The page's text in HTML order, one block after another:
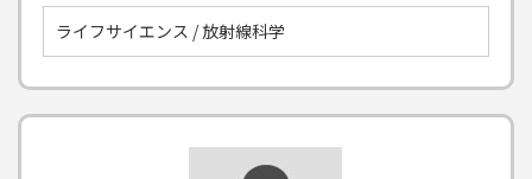
ライフサイエンス / 放射線科学